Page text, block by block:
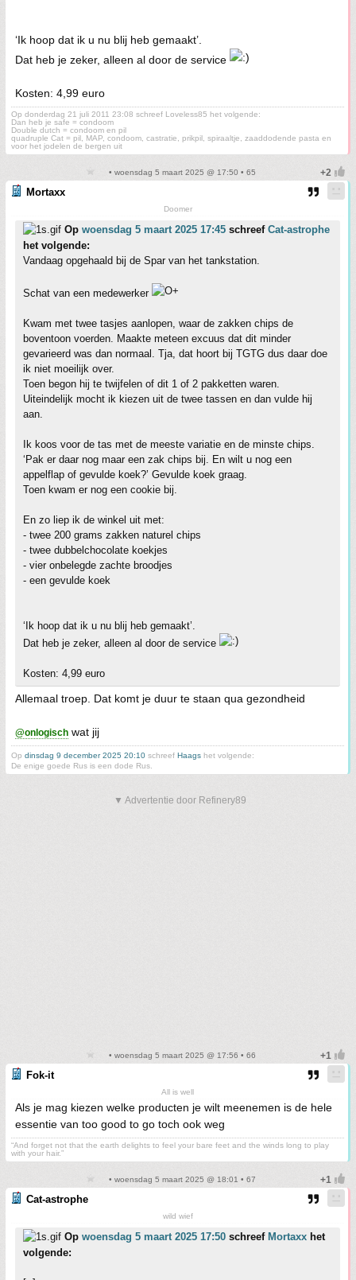
‘Ik hoop dat ik u nu blij heb gemaakt’.
Dat heb je zeker, alleen al door de service
Kosten: 4,99 euro
Op donderdag 21 juli 2011 23:08 schreef Loveless85 het volgende:
Dan heb je safe = condoom
Double dutch = condoom en pil
quadruple Cat = pil, MAP, condoom, castratie, prikpil, spiraaltje, zaaddodende pasta en
voor het jodelen de bergen uit
• woensdag 5 maart 2025 @ 17:50 • 65
Mortaxx
Doomer
Op woensdag 5 maart 2025 17:45 schreef Cat-astrophe
het volgende:
Vandaag opgehaald bij de Spar van het tankstation.
Schat van een medewerker
Kwam met twee tasjes aanlopen, waar de zakken chips de
boventoon voerden. Maakte meteen excuus dat dit minder
gevarieerd was dan normaal. Tja, dat hoort bij TGTG dus daar doe
ik niet moeilijk over.
Toen begon hij te twijfelen of dit 1 of 2 pakketten waren.
Uiteindelijk mocht ik kiezen uit de twee tassen en dan vulde hij
aan.
Ik koos voor de tas met de meeste variatie en de minste chips.
‘Pak er daar nog maar een zak chips bij. En wilt u nog een
appelflap of gevulde koek?’ Gevulde koek graag.
Toen kwam er nog een cookie bij.
En zo liep ik de winkel uit met:
- twee 200 grams zakken naturel chips
- twee dubbelchocolate koekjes
- vier onbelegde zachte broodjes
- een gevulde koek
‘Ik hoop dat ik u nu blij heb gemaakt’.
Dat heb je zeker, alleen al door de service
Kosten: 4,99 euro
Allemaal troep. Dat komt je duur te staan qua gezondheid
@onlogisch wat jij
Op dinsdag 9 december 2025 20:10 schreef Haags het volgende:
De enige goede Rus is een dode Rus.
▼ Advertentie door Refinery89
• woensdag 5 maart 2025 @ 17:56 • 66
Fok-it
All is well
Als je mag kiezen welke producten je wilt meenemen is de hele
essentie van too good to go toch ook weg
“And forget not that the earth delights to feel your bare feet and the winds long to play
with your hair.”
• woensdag 5 maart 2025 @ 18:01 • 67
Cat-astrophe
wild wief
Op woensdag 5 maart 2025 17:50 schreef Mortaxx het
volgende: